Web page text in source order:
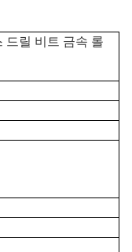
드릴 비트 금속 롤